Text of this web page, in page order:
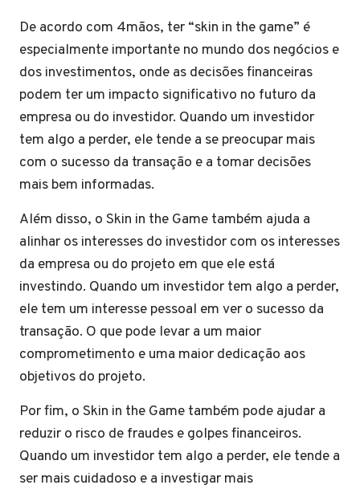
De acordo com 4mãos, ter “skin in the game” é
especialmente importante no mundo dos negócios e
dos investimentos, onde as decisões financeiras
podem ter um impacto significativo no futuro da
empresa ou do investidor. Quando um investidor
tem algo a perder, ele tende a se preocupar mais
com o sucesso da transação e a tomar decisões
mais bem informadas.
Além disso, o Skin in the Game também ajuda a
alinhar os interesses do investidor com os interesses
da empresa ou do projeto em que ele está
investindo. Quando um investidor tem algo a perder,
ele tem um interesse pessoal em ver o sucesso da
transação. O que pode levar a um maior
comprometimento e uma maior dedicação aos
objetivos do projeto.
Por fim, o Skin in the Game também pode ajudar a
reduzir o risco de fraudes e golpes financeiros.
Quando um investidor tem algo a perder, ele tende a
ser mais cuidadoso e a investigar mais